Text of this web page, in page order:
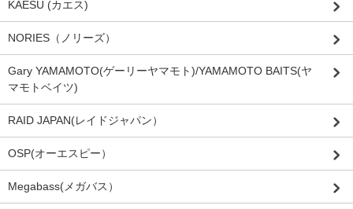
KAESU (カエス)
NORIES（ノリーズ）
Gary YAMAMOTO(ゲーリーヤマモト)/YAMAMOTO BAITS(ヤ
マモトベイツ)
RAID JAPAN(レイドジャパン）
OSP(オーエスピー）
Megabass(メガバス）